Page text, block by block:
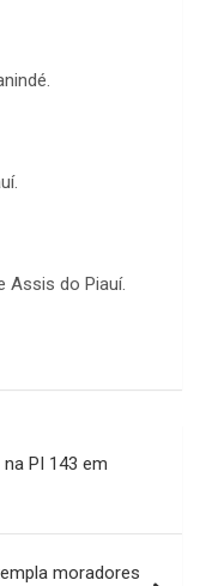
Assis do Piauí.
PI 143 em
moradores